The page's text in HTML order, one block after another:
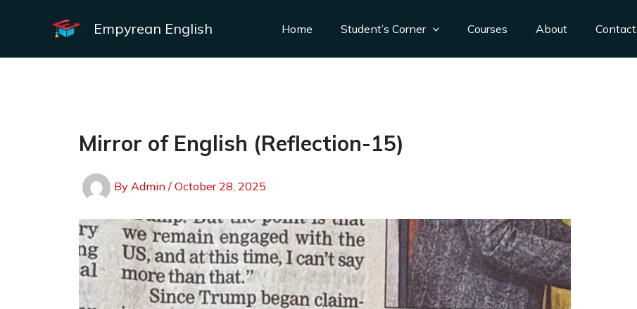
Empyrean English Home Student’s Corner Courses About Contact
Mirror of English (Reflection-15)
By Admin / October 28, 2025